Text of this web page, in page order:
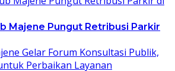
Majene Pungut Retribusi Parkir